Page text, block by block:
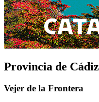
Provincia de Cádiz
Vejer de la Frontera